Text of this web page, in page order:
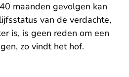
maanden gevolgen kan
van de verdachte,
is, is geen reden om een
zo vindt het hof.